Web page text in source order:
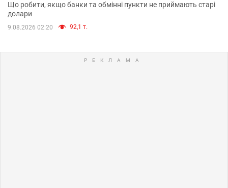
Що робити, якщо банки та обмінні пункти не приймають старі
долари
9.08.2026 02:20 92,1 т.